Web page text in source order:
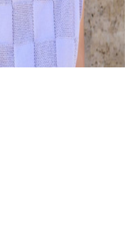
És milyen kérdések
autóbaleset után?